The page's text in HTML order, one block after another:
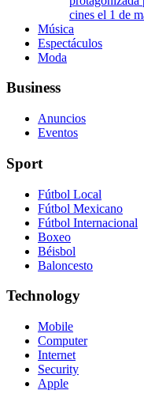
cines el 1 de
Música
Espectáculos
Moda
Business
Anuncios
Eventos
Sport
Fútbol Local
Fútbol Mexicano
Fútbol Internacional
Boxeo
Béisbol
Baloncesto
Technology
Mobile
Computer
Internet
Security
Apple